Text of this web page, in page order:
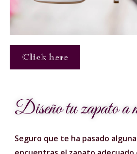
Click here
Diseño tu zapato a
Seguro que te ha pasado